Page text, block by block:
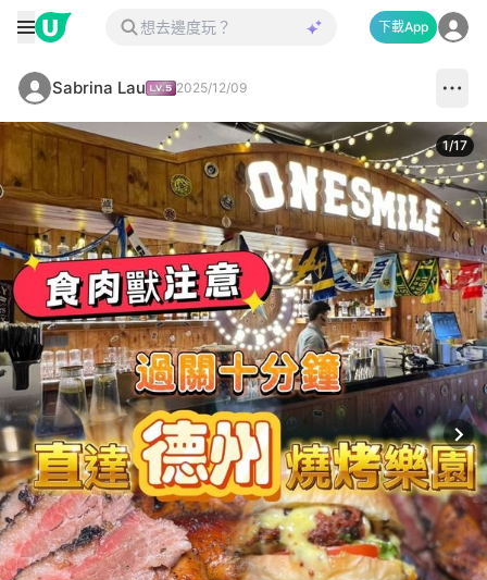
下載App
Sabrina Lau 2025/12/09
1/17